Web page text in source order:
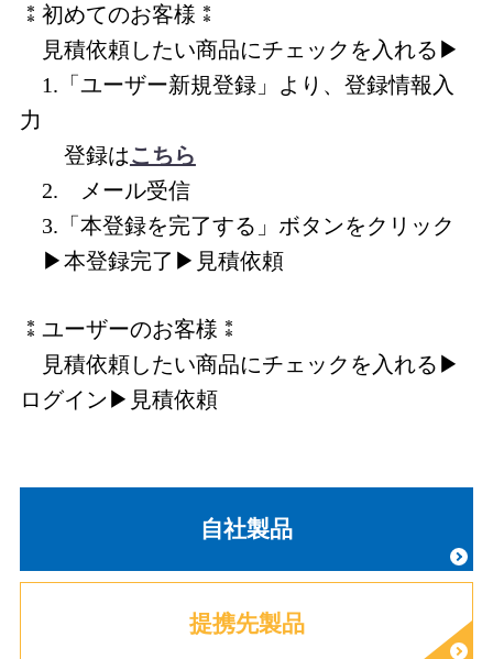
⁑初めてのお客様⁑
見積依頼したい商品にチェックを入れる▶
1.「ユーザー新規登録」より、登録情報入
力
登録はこちら
2. メール受信
3.「本登録を完了する」ボタンをクリック
▶本登録完了▶見積依頼
⁑ユーザーのお客様⁑
見積依頼したい商品にチェックを入れる▶
ログイン▶見積依頼
自社製品
提携先製品